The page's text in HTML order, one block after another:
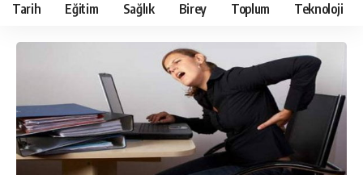
Tarih Eğitim Sağlık Birey Toplum Teknoloji